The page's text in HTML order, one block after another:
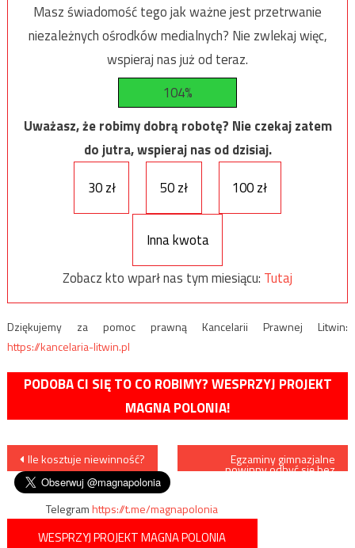
Masz świadomość tego jak ważne jest przetrwanie
niezależnych ośrodków medialnych? Nie zwlekaj więc,
wspieraj nas już od teraz.
104%
Uważasz, że robimy dobrą robotę? Nie czekaj zatem
do jutra, wspieraj nas od dzisiaj.
30 zł
50 zł 100 zł
Inna kwota
Zobacz kto wparł nas tym miesiącu: Tutaj
Dziękujemy za pomoc prawną Kancelarii Prawnej Litwin:
https://kancelaria-litwin.pl
PODOBA CI SIĘ TO CO ROBIMY? WESPRZYJ PROJEKT
MAGNA POLONIA!
Nawigacja
wpisu
Ile kosztuje niewinność? Egzaminy gimnazjalne
powinny odbyć się bez
Telegramhttps://t.me/magnapolonia
WESPRZYJ PROJEKT MAGNA POLONIA